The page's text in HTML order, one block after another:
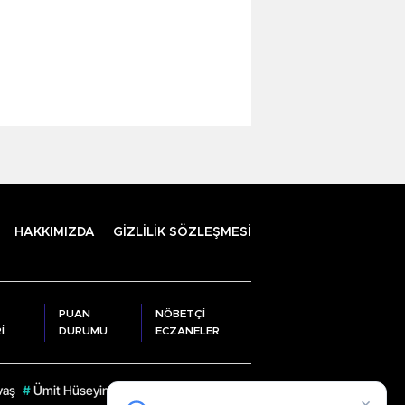
HAKKIMIZDA GİZLİLİK SÖZLEŞMESİ
PUAN
DURUMU
NÖBETÇİ
ECZANELER
# Ümit Hüseyin Sarı Rize